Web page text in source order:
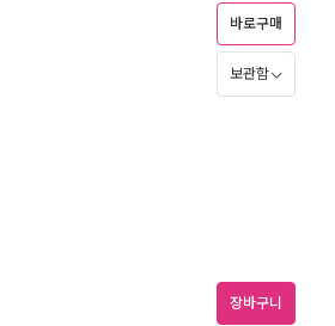
바로구매
보관함
장바구니